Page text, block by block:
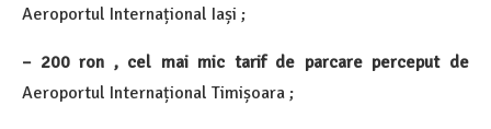
Aeroportul Internațional Iași ;
– 200 ron , cel mai mic tarif de parcare perceput de
Aeroportul Internațional Timișoara ;